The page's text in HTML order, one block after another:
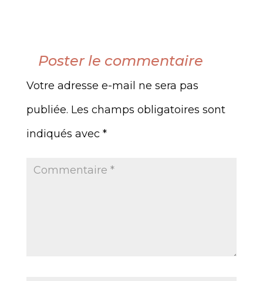
Poster le commentaire
Votre adresse e-mail ne sera pas
publiée. Les champs obligatoires sont
indiqués avec *